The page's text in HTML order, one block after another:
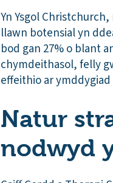
Yn Ysgol
llawn botensial yn
bod gan 27% o blant
chymdeithasol, felly
effeithio ar
Natur
nodwyd